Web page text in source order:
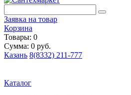
Заявка на товар
Корзина
Товары: 0
Сумма: 0 руб.
Казань 8(8332) 211-777
Каталог